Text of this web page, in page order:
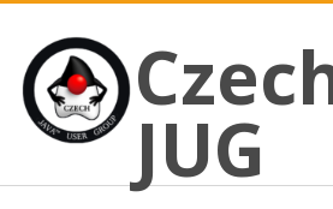
content
Czech
CZECH JAVA USER GROUP
JUG